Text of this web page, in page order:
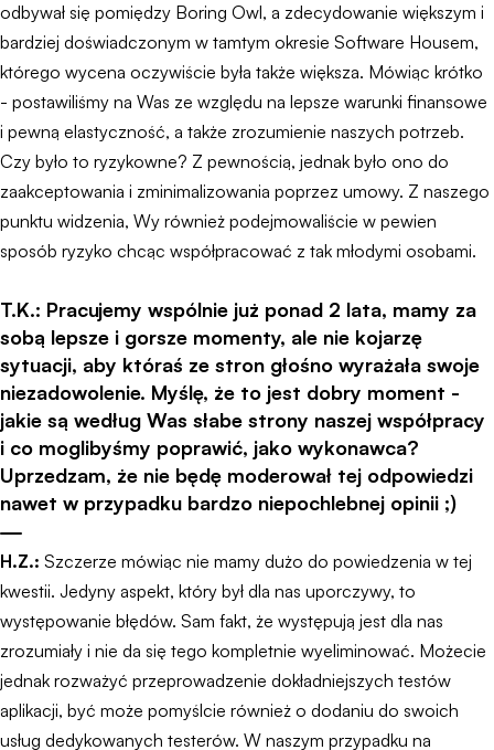
odbywał się pomiędzy Boring Owl, a zdecydowanie większym i
bardziej doświadczonym w tamtym okresie Software Housem,
którego wycena oczywiście była także większa. Mówiąc krótko
- postawiliśmy na Was ze względu na lepsze warunki finansowe
i pewną elastyczność, a także zrozumienie naszych potrzeb.
Czy było to ryzykowne? Z pewnością, jednak było ono do
zaakceptowania i zminimalizowania poprzez umowy. Z naszego
punktu widzenia, Wy również podejmowaliście w pewien
sposób ryzyko chcąc współpracować z tak młodymi osobami.
T.K.: Pracujemy wspólnie już ponad 2 lata, mamy za
sobą lepsze i gorsze momenty, ale nie kojarzę
sytuacji, aby któraś ze stron głośno wyrażała swoje
niezadowolenie. Myślę, że to jest dobry moment -
jakie są według Was słabe strony naszej współpracy
i co moglibyśmy poprawić, jako wykonawca?
Uprzedzam, że nie będę moderował tej odpowiedzi
nawet w przypadku bardzo niepochlebnej opinii ;)
H.Z.: Szczerze mówiąc nie mamy dużo do powiedzenia w tej
kwestii. Jedyny aspekt, który był dla nas uporczywy, to
występowanie błędów. Sam fakt, że występują jest dla nas
zrozumiały i nie da się tego kompletnie wyeliminować. Możecie
jednak rozważyć przeprowadzenie dokładniejszych testów
aplikacji, być może pomyślcie również o dodaniu do swoich
usług dedykowanych testerów. W naszym przypadku na